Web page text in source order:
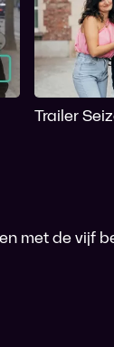
Trailer
met de vijf